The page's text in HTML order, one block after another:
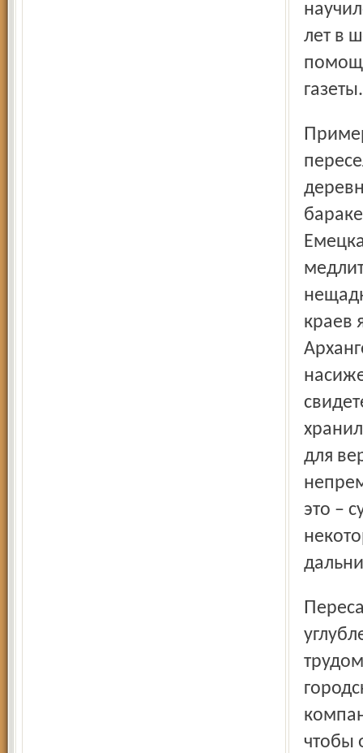
лет в
газеты.
Примерно к этому времени относится и «глобальное
краев
для
это –
Пересаженный в городскую почву, замкнутый,
чтобы